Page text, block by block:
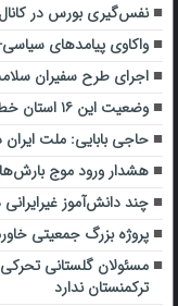
نفس‌گیری بورس در کانال ۴ میلیونی؛ صعود ادامه‌دار یا آزمون تعادل؟
واکاوی پیامدهای
اجرای طرح سفیران
وضعیت این ۱۶ استان خطرآفرین شد
حاجی بابایی: ملت ایران در ۲۲ بهمن حماسه دیگری خلق
هشدار ورود موج
چند دانش‌آموز
پروژه بزرگ جمعیتی
مسئولان گلستانی
ترکمنستان ندارد